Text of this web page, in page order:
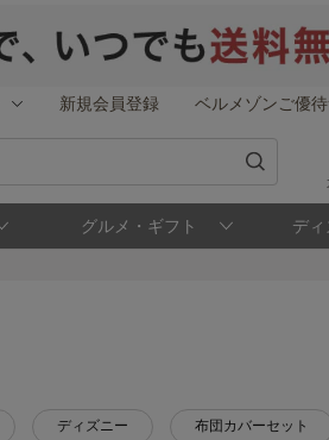
新規会員登録 ベルメゾンご優
グルメ・ギフト デ
ディズニー 布団カバーセット